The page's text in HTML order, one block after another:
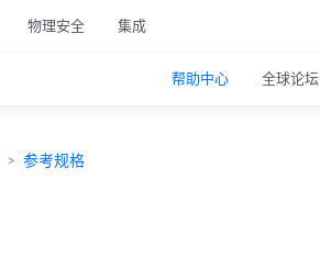
物理安全 集成
帮助中心 全球论坛
参考规格